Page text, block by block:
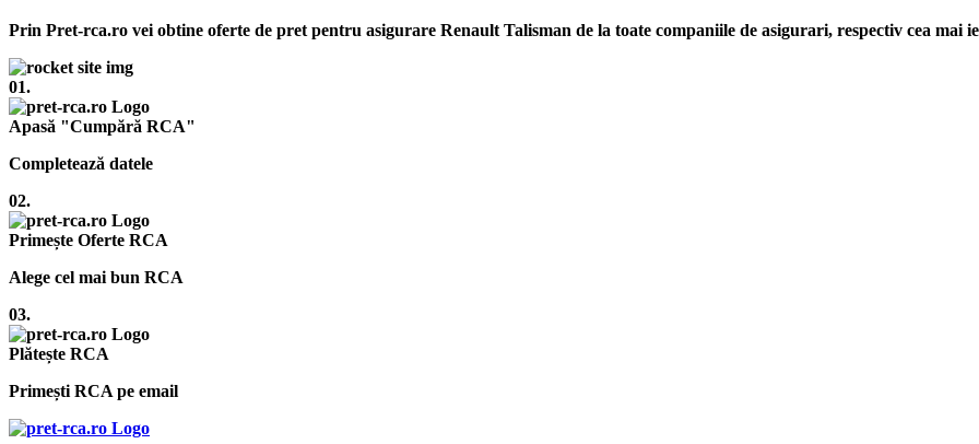
Prin Pret-rca.ro vei obtine oferte de pret pentru asigurare Renault Talisman de la toate companiile de asigurari, respectiv cea mai
01.
Apasă "Cumpără RCA"
Completează datele
02.
Primește Oferte RCA
Alege cel mai bun RCA
03.
Plătește RCA
Primești RCA pe email